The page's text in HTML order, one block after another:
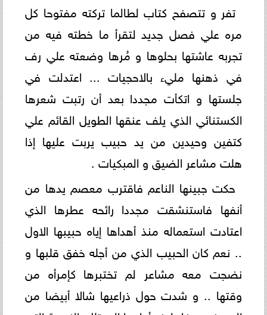
تفر و تتصفح كتاب لطالما تركته مفتوحا كل
مره علي فصل جديد لتقرأ ما خطته فيه من
تجربه عاشتها بحلوها و مُرها وضعته علي رف
في ذهنها مليء بالاحجيات ... اعتدلت في
جلستها و اتكأت مجددا بعد أن رتبت شعرها
الكستنائي الذي يلف عنقها الطويل القائم علي
كتفين وحيدين من يد حبيب يربت عليها إذا
هلت مشاعر الضيق و المبكيات .
حكت جبينها الناعم فاقترب معصم يدها من
أنفها فاستنشقت مجددا رائحه عطرها الذي
اعتادت استعماله منذ أهداها إياه حبيبها الاول
.. نعم كان الحبيب الذي من أجله خفق قلبها و
نضجت معه مشاعر لم تختبرها كإمرأه من
وقتها .. و شدت حول ذراعيها شالا أبيضا من